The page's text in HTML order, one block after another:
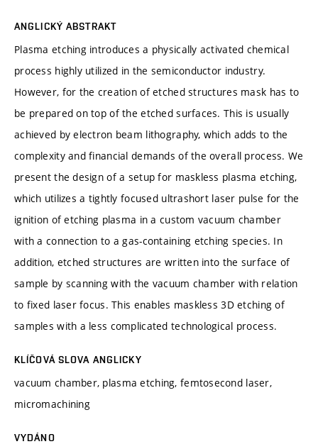
ANGLICKÝ ABSTRAKT
Plasma etching introduces a physically activated chemical
process highly utilized in the semiconductor industry.
However, for the creation of etched structures mask has to
be prepared on top of the etched surfaces. This is usually
achieved by electron beam lithography, which adds to the
complexity and financial demands of the overall process. We
present the design of a setup for maskless plasma etching,
which utilizes a tightly focused ultrashort laser pulse for the
ignition of etching plasma in a custom vacuum chamber
with a connection to a gas-containing etching species. In
addition, etched structures are written into the surface of
sample by scanning with the vacuum chamber with relation
to fixed laser focus. This enables maskless 3D etching of
samples with a less complicated technological process.
KLÍČOVÁ SLOVA ANGLICKY
vacuum chamber, plasma etching, femtosecond laser,
micromachining
VYDÁNO